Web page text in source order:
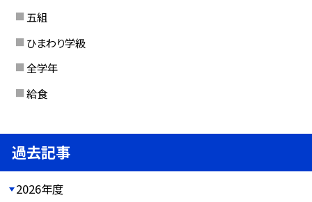
五組
ひまわり学級
全学年
給食
過去記事
2026年度